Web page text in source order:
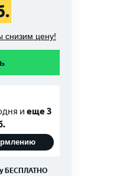
цену!
и еще 3
БЕСПЛАТНО